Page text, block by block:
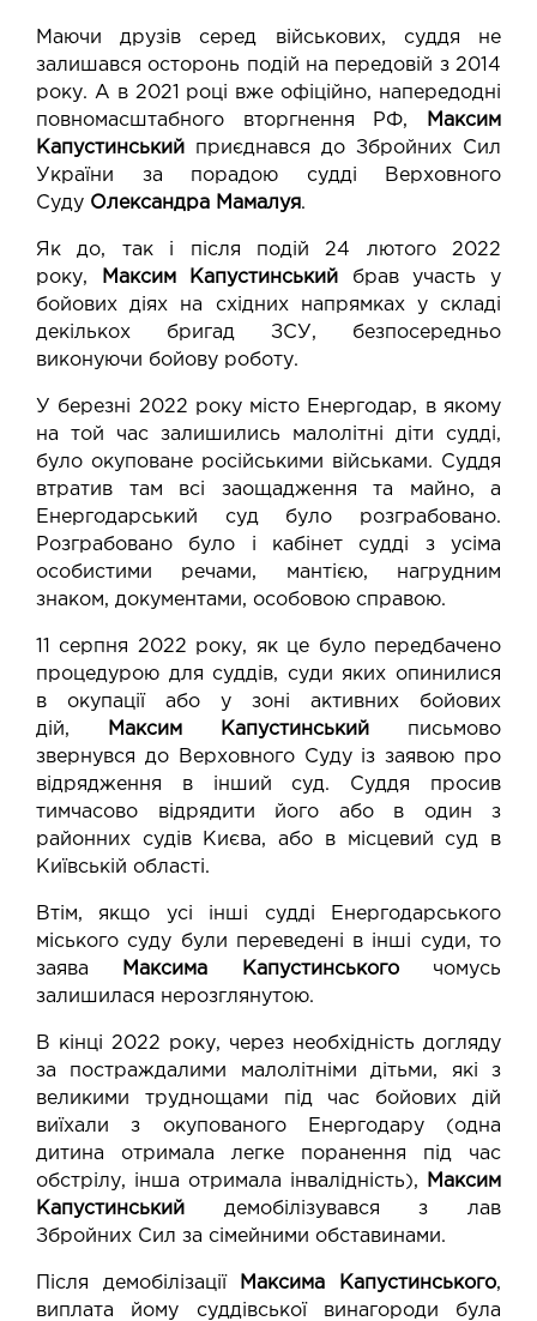
Маючи друзів серед військових, суддя не
залишався осторонь подій на передовій з 2014
року. А в 2021 році вже офіційно, напередодні
повномасштабного вторгнення РФ,
Максим
Капустинський приєднався до Збройних Сил
України за порадою судді Верховного
Суду Олександра Мамалуя.
Як до, так і після подій 24 лютого 2022
року,
Максим Капустинський брав участь у
бойових діях на східних напрямках у складі
декількох бригад ЗСУ, безпосередньо
виконуючи бойову роботу.
У березні 2022 року місто Енергодар, в якому
на той час залишились малолітні діти судді,
було окуповане російськими військами. Суддя
втратив там всі заощадження та майно, а
Енергодарський суд було розграбовано.
Розграбовано було і кабінет судді з усіма
особистими речами, мантією, нагрудним
знаком, документами, особовою справою.
11 серпня 2022 року, як це було передбачено
процедурою для суддів, суди яких опинилися
в окупації або у зоні активних бойових
дій,
Максим Капустинський письмово
звернувся до Верховного Суду із заявою про
відрядження в інший суд. Суддя просив
тимчасово відрядити його або в один з
районних судів Києва, або в місцевий суд в
Київській області.
Втім, якщо усі інші судді Енергодарського
міського суду були переведені в інші суди, то
заява
Максима Капустинського чомусь
залишилася нерозглянутою.
В кінці 2022 року, через необхідність догляду
за постраждалими малолітніми дітьми, які з
великими труднощами під час бойових дій
виїхали з окупованого Енергодару (одна
дитина отримала легке поранення під час
обстрілу, інша отримала інвалідність),
Максим
Капустинський демобілізувався з лав
Збройних Сил за сімейними обставинами.
Після демобілізації Максима Капустинського,
виплата йому суддівської винагороди була